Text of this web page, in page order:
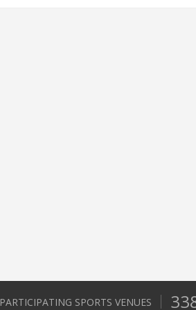
PARTICIPATING SPORTS VENUES